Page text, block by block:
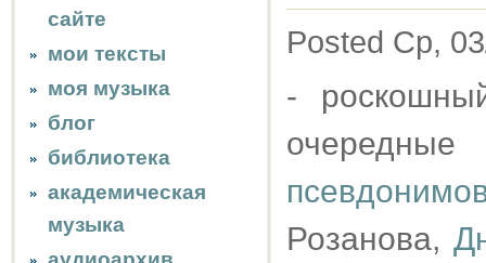
сайте
мои тексты
моя музыка
блог
библиотека
академическая
музыка
Posted Ср,
-
Розанова,